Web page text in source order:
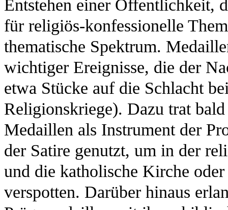
Entstehen einer Öffentlichkeit,
für religiös-konfessionelle
thematische Spektrum.
wichtiger Ereignisse, die der
etwa Stücke auf die Schlacht
Religionskriege). Dazu trat
Medaillen als Instrument der
der Satire genutzt, um in der
und die katholische Kirche
verspotten. Darüber hinaus